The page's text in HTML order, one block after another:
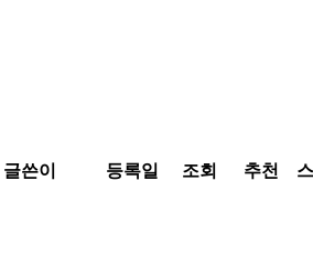
글쓴이 등록일 조회 추천